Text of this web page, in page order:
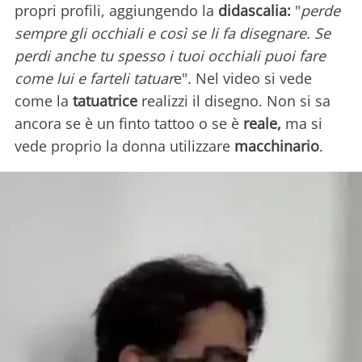
propri profili, aggiungendo la didascalia: "perde
sempre gli occhiali e così se li fa disegnare. Se
perdi anche tu spesso i tuoi occhiali puoi fare
come lui e farteli tatuare". Nel video si vede
come la tatuatrice realizzi il disegno. Non si sa
ancora se è un finto tattoo o se è reale, ma si
vede proprio la donna utilizzare macchinario.